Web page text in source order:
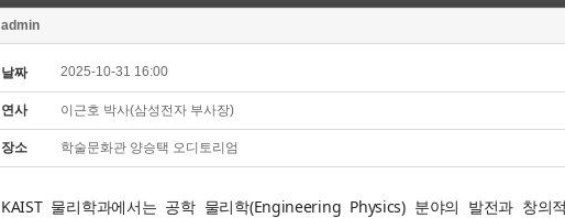
admin
날짜 2025-10-31 16:00
연사 이근호 박사(삼성전자 부사장)
장소 학술문화관 양승택 오디토리엄
KAIST 물리학과에서는 공학 물리학(Engineering Physics) 분야의 발전과 창의